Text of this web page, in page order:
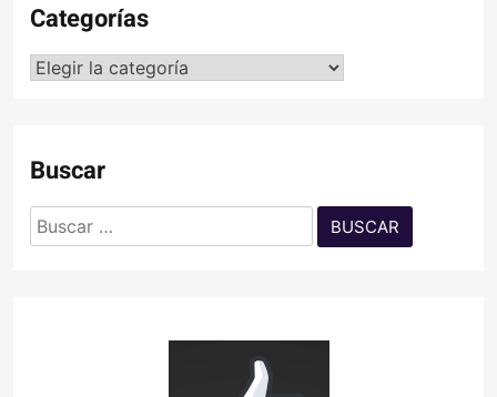
Categorías
Categorías
Buscar
Buscar: